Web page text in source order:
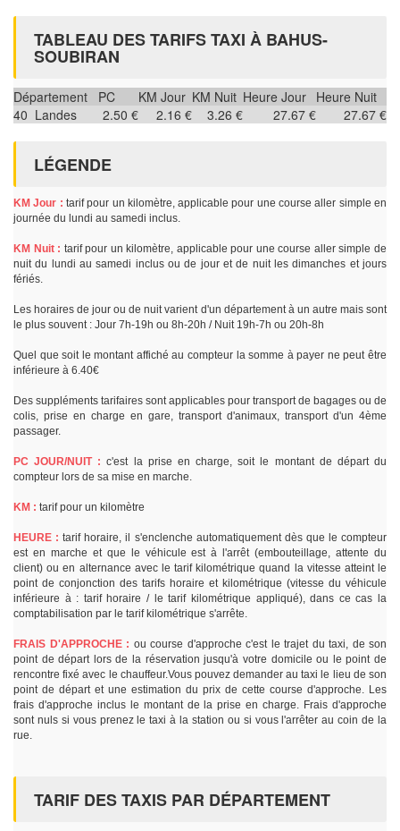
TABLEAU DES TARIFS TAXI À BAHUS-
SOUBIRAN
Département PC KM Jour KM Nuit Heure Jour Heure Nuit
40 Landes 2.50 € 2.16 € 3.26 € 27.67 € 27.67 €
LÉGENDE
KM Jour : tarif pour un kilomètre, applicable pour une course aller simple en
journée du lundi au samedi inclus.
KM Nuit : tarif pour un kilomètre, applicable pour une course aller simple de
nuit du lundi au samedi inclus ou de jour et de nuit les dimanches et jours
fériés.
Les horaires de jour ou de nuit varient d'un département à un autre mais sont
le plus souvent : Jour 7h-19h ou 8h-20h / Nuit 19h-7h ou 20h-8h
Quel que soit le montant affiché au compteur la somme à payer ne peut être
inférieure à 6.40€
Des suppléments tarifaires sont applicables pour transport de bagages ou de
colis, prise en charge en gare, transport d'animaux, transport d'un 4ème
passager.
PC JOUR/NUIT : c'est la prise en charge, soit le montant de départ du
compteur lors de sa mise en marche.
KM : tarif pour un kilomètre
HEURE : tarif horaire, il s'enclenche automatiquement dès que le compteur
est en marche et que le véhicule est à l'arrêt (embouteillage, attente du
client) ou en alternance avec le tarif kilométrique quand la vitesse atteint le
point de conjonction des tarifs horaire et kilométrique (vitesse du véhicule
inférieure à : tarif horaire / le tarif kilométrique appliqué), dans ce cas la
comptabilisation par le tarif kilométrique s'arrête.
FRAIS D'APPROCHE : ou course d'approche c'est le trajet du taxi, de son
point de départ lors de la réservation jusqu'à votre domicile ou le point de
rencontre fixé avec le chauffeur.Vous pouvez demander au taxi le lieu de son
point de départ et une estimation du prix de cette course d'approche. Les
frais d'approche inclus le montant de la prise en charge. Frais d'approche
sont nuls si vous prenez le taxi à la station ou si vous l'arrêter au coin de la
rue.
TARIF DES TAXIS PAR DÉPARTEMENT